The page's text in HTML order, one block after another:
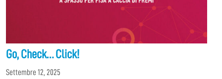
Go, Check… Click!
Settembre 12, 2025